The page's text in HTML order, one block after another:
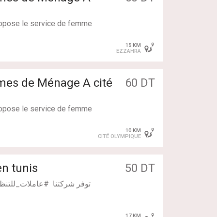
le service de femme
15 KM
EZZAHRA
de Ménage A cité
60 DT
le service de femme
10 KM
CITÉ OLYMPIQUE
tunis 50 DT
توفر شركتنا
17 KM